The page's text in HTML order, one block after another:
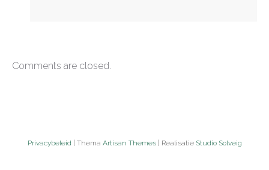
Comments are closed.
Privacybeleid | Thema Artisan Themes| Realisatie Studio Solveig